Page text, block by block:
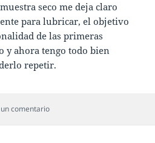
seco me deja claro
para lubricar, el objetivo
de las primeras
y ahora tengo todo bien
repetir.
comentarioen Cera Azul #5